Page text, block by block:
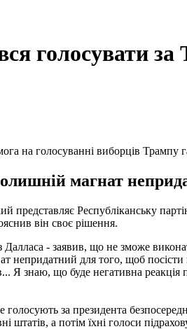
голосувати
на голосуванні виборців
магнат
представляє Республіканську
він своє рішення.
- заявив, що не зможе
непридатний для того, щоб
Я знаю, що буде негативна
за президента
штатів, а потім їхні голоси